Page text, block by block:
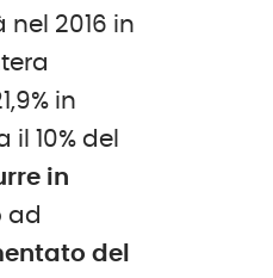
2016 in
in
10% del
in
ad
del